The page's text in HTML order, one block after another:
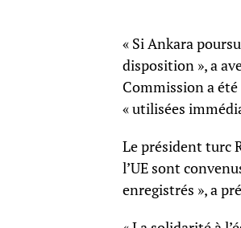
« Si Ankara
disposition », a
Commission a
« utilisées
Le président turc
l’UE sont
enregistrés », a